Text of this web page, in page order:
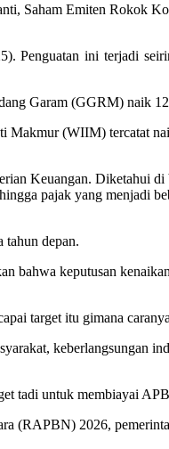
Saham Emiten Rokok
Penguatan ini terjadi
Garam (GGRM) naik
(WIIM) tercatat
Keuangan. Diketahui
pajak yang menjadi
tahun depan.
keputusan
target itu gimana
keberlangsungan
tadi untuk membiayai
(RAPBN) 2026,